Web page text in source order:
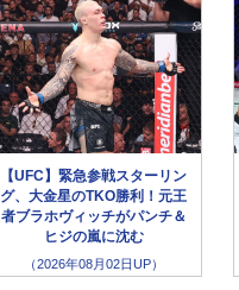
【UFC】緊急参戦スターリン
グ、大金星のTKO勝利！元王
者ブラホヴィッチがパンチ＆
ヒジの嵐に沈む
（2026年08月02日UP）